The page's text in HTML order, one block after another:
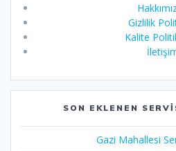
Gizlilik
Kalite
SON EKLENEN
Gazi Mahallesi